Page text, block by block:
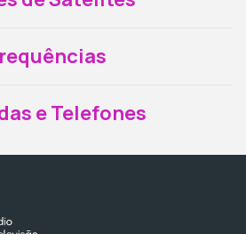
e Telefones